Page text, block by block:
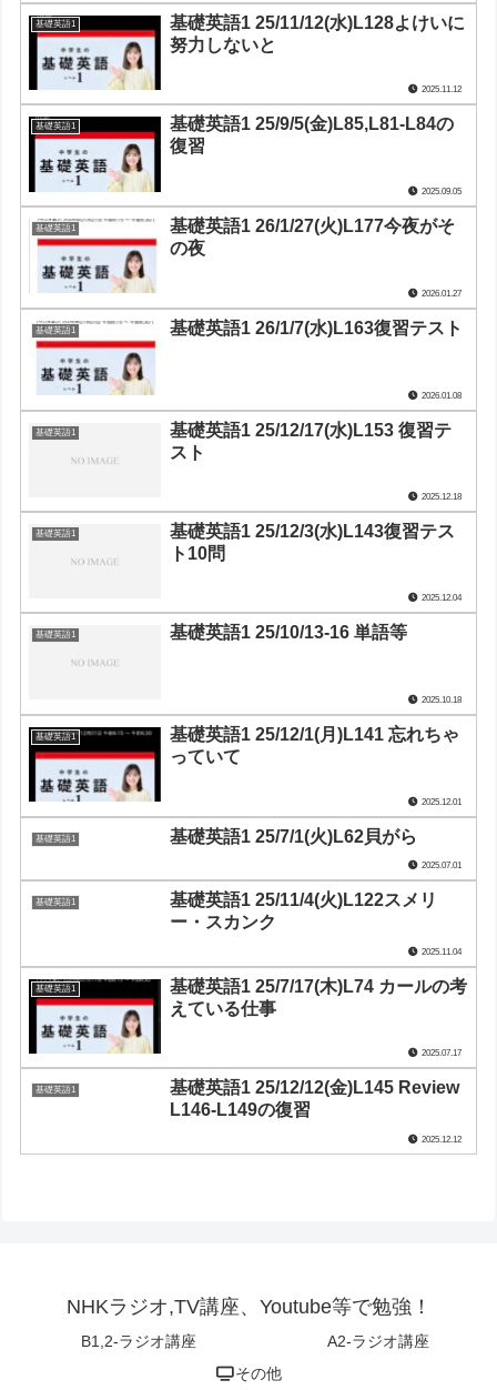
基礎英語1
基礎英語1 25/11/12(水)L128よけいに
努力しないと
2025.11.12
基礎英語1
基礎英語1 25/9/5(金)L85,L81-L84の
復習
2025.09.05
基礎英語1
基礎英語1 26/1/27(火)L177今夜がそ
の夜
2026.01.27
基礎英語1 基礎英語1 26/1/7(水)L163復習テスト
2026.01.08
基礎英語1
基礎英語1 25/12/17(水)L153 復習テ
スト
2025.12.18
基礎英語1
基礎英語1 25/12/3(水)L143復習テス
ト10問
2025.12.04
基礎英語1 基礎英語1 25/10/13-16 単語等
2025.10.18
基礎英語1
基礎英語1 25/12/1(月)L141 忘れちゃ
っていて
2025.12.01
基礎英語1 基礎英語1 25/7/1(火)L62貝がら
2025.07.01
基礎英語1
基礎英語1 25/11/4(火)L122スメリ
ー・スカンク
2025.11.04
基礎英語1
基礎英語1 25/7/17(木)L74 カールの考
えている仕事
2025.07.17
基礎英語1
基礎英語1 25/12/12(金)L145 Review
L146-L149の復習
2025.12.12
NHKラジオ,TV講座、Youtube等で勉強！
B1,2-ラジオ講座
A2-ラジオ講座
その他